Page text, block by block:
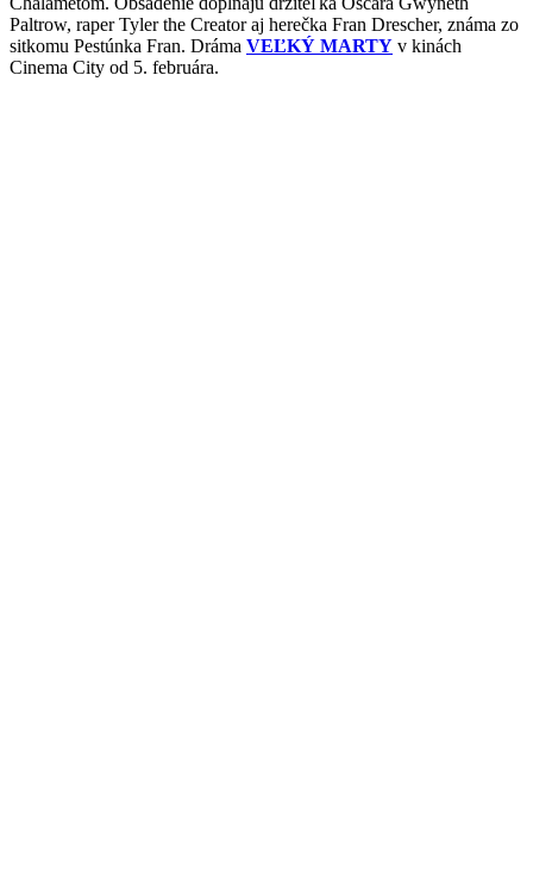
Paltrow, raper Tyler the Creator aj herečka Fran Drescher, známa zo
sitkomu Pestúnka Fran. Dráma VEĽKÝ MARTY v kinách
Cinema City od 5. februára.